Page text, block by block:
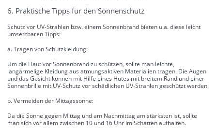
6. Praktische Tipps für den Sonnenschutz
Schutz vor UV-Strahlen bzw. einem Sonnenbrand bieten u.a. diese leicht
umsetzbaren Tipps:
a. Tragen von Schutzkleidung:
Um die Haut vor Sonnenbrand zu schützen, sollte man leichte,
langärmelige Kleidung aus atmungsaktiven Materialien tragen. Die Augen
und das Gesicht können mit Hilfe eines Hutes mit breitem Rand und einer
Sonnenbrille mit UV-Schutz vor schädlichen UV-Strahlen geschützt werden.
b. Vermeiden der Mittagssonne:
Da die Sonne gegen Mittag und am Nachmittag am stärksten ist, sollte
man sich vor allem zwischen 10 und 16 Uhr im Schatten aufhalten.